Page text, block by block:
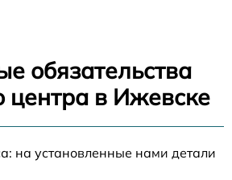
обязательства
центра в Ижевске
на установленные нами детали